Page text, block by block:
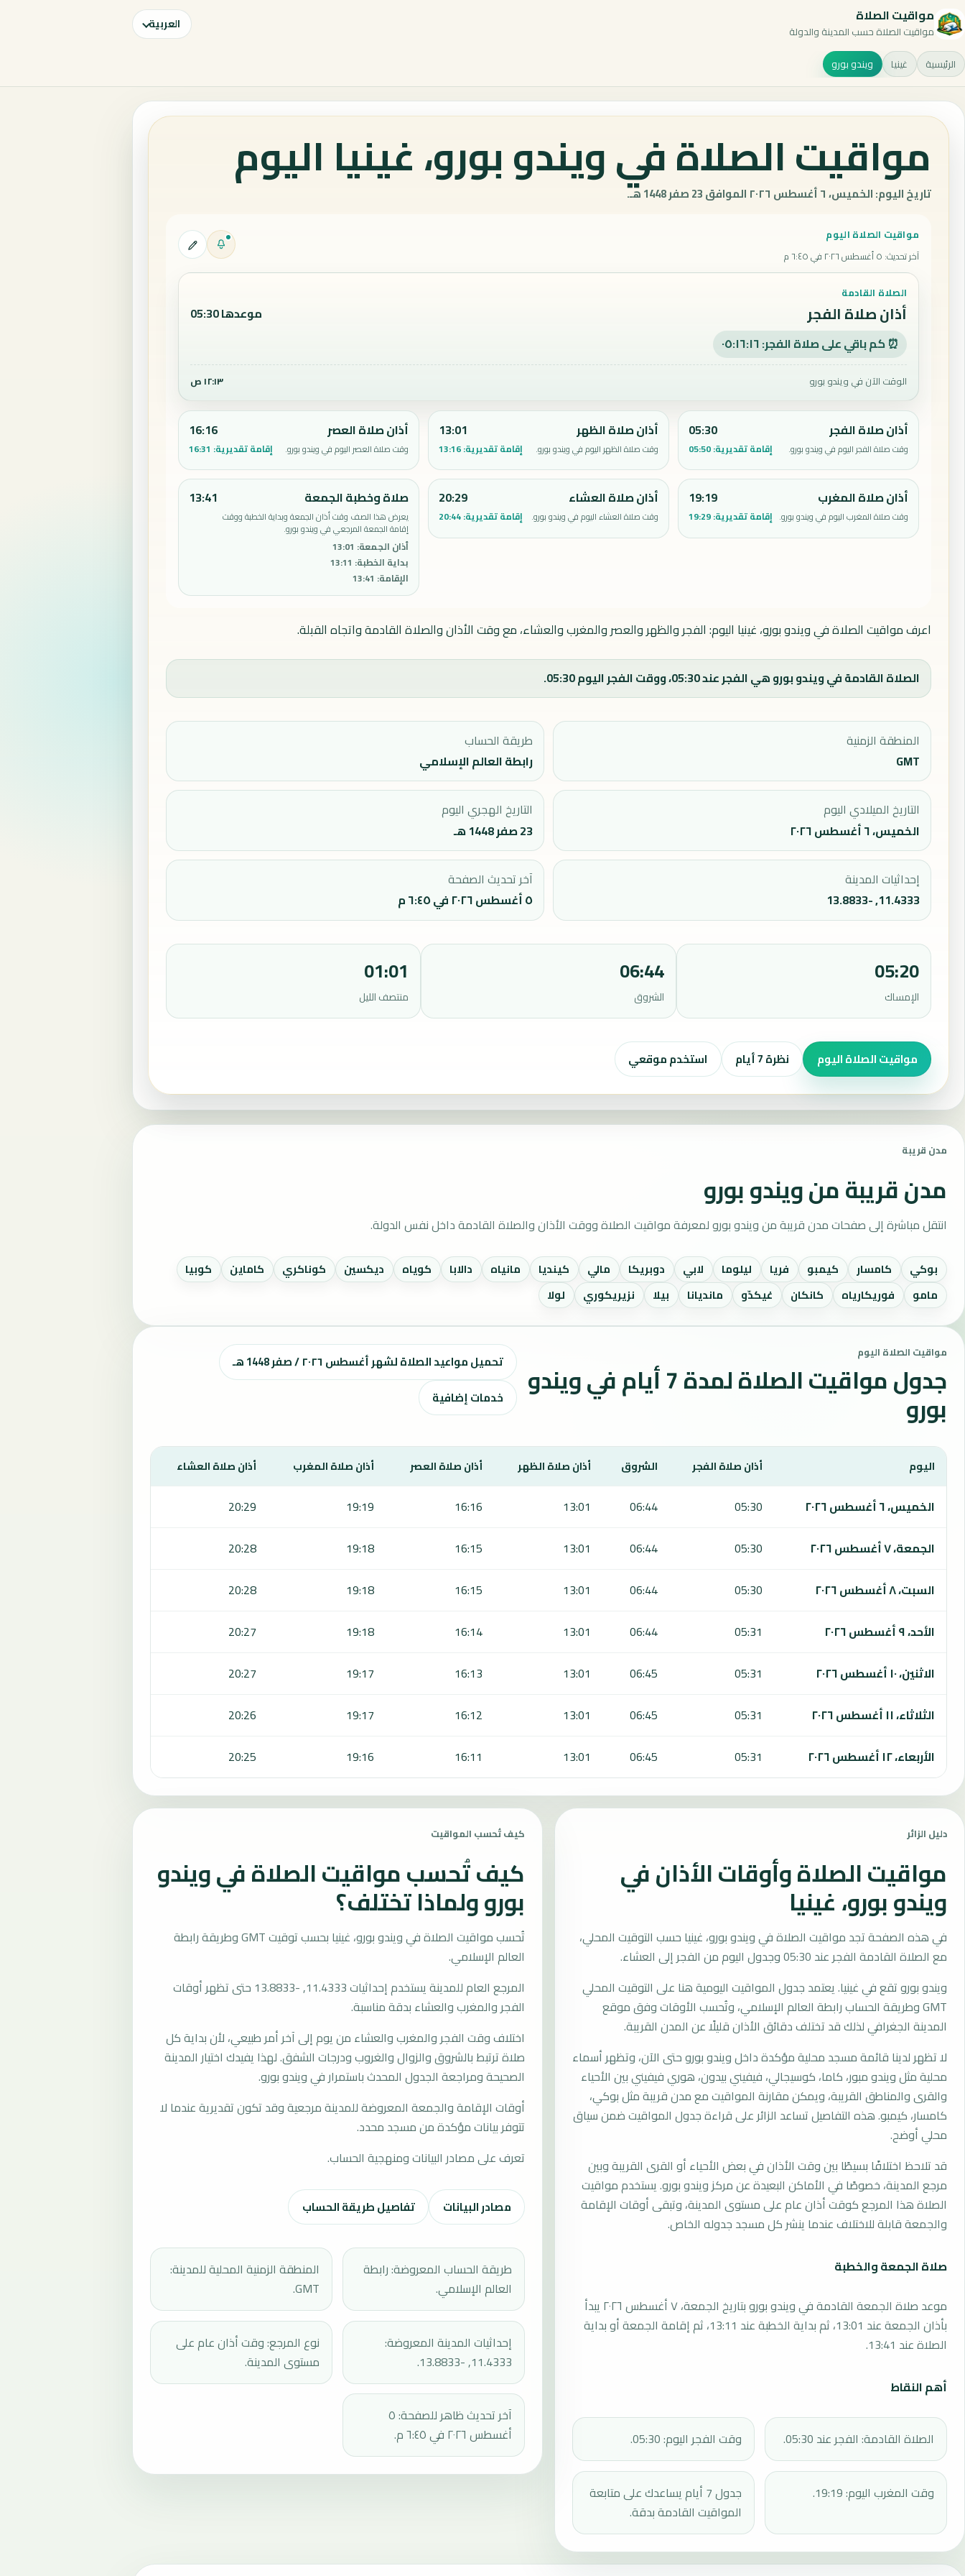
مواقيت الصلاة
مواقيت الصلاة حسب المدينة والدولة العربية
الرئيسية غينيا ويندو بورو
مواقيت الصلاة في ويندو بورو، غينيا اليوم
تاريخ اليوم: الخميس، ٦ أغسطس ٢٠٢٦ الموافق 23 صفر 1448 هـ.
مواقيت الصلاة اليوم
آخر تحديث: ٥ أغسطس ٢٠٢٦ في ٦:٤٥ م
الصلاة القادمة
أذان صلاة الفجر موعدها 05:30
⏰ كم باقي على صلاة الفجر: ٠٥:١٦:١٥
الوقت الآن في ويندو بورو ١٢:١٣ ص
أذان صلاة الفجر
وقت صلاة الفجر اليوم في ويندو بورو.
05:30
إقامة تقديرية:05:50
أذان صلاة الظهر
وقت صلاة الظهر اليوم في ويندو بورو.
13:01
إقامة تقديرية:13:16
أذان صلاة العصر
وقت صلاة العصر اليوم في ويندو بورو.
16:16
إقامة تقديرية: 16:31
أذان صلاة المغرب
وقت صلاة المغرب اليوم في ويندو بورو.
19:19
إقامة تقديرية:19:29
أذان صلاة العشاء
وقت صلاة العشاء اليوم في ويندو بورو.
20:29
إقامة تقديرية:20:44
صلاة وخطبة الجمعة
يعرض هذا الصف وقت أذان الجمعة وبداية الخطبة ووقت
إقامة الجمعة المرجعي في ويندو بورو.
أذان الجمعة:
13:01
بداية الخطبة:
13:11
الإقامة:
13:41
13:41
اعرف مواقيت الصلاة في ويندو بورو، غينيا اليوم: الفجر والظهر والعصر والمغرب والعشاء، مع وقت الأذان والصلاة القادمة واتجاه القبلة.
الصلاة القادمة في ويندو بورو هي الفجر عند 05:30، ووقت الفجر اليوم 05:30.
المنطقة الزمنية
GMT
طريقة الحساب
رابطة العالم الإسلامي
التاريخ الميلادي اليوم
الخميس، ٦ أغسطس ٢٠٢٦
التاريخ الهجري اليوم
23 صفر 1448 هـ
إحداثيات المدينة
11.4333, -13.8833
آخر تحديث الصفحة
٥ أغسطس ٢٠٢٦ في ٦:٤٥ م
05:20
الإمساك
06:44
الشروق
01:01
منتصف الليل
مواقيت الصلاة اليوم نظرة 7 أيام استخدم موقعي
مدن قريبة
مدن قريبة من ويندو بورو
انتقل مباشرة إلى صفحات مدن قريبة من ويندو بورو لمعرفة مواقيت الصلاة ووقت الأذان والصلاة القادمة داخل نفس الدولة.
بوكي كامسار كيمبو فريا ليلوما لابي دوبريكا مالي كينديا مانياه دالابا كوياه ديكسين كوناكري كاماين
كوبيا
مامو
فوريكارياه كانكان غيكدّو مانديانا بيلا نزيريكوري لولا
مواقيت الصلاة اليوم
جدول مواقيت الصلاة لمدة 7 أيام في ويندو
بورو
تحميل مواعيد الصلاة لشهر أغسطس ٢٠٢٦ / صفر 1448 هـ
خدمات إضافية
يعرض هذا الجدول مواقيت الصلاة لمدة 7 أيام في ويندو بورو، بما يشمل الفجر والشروق والظهر والعصر والمغرب والعشاء.
اليوم أذان صلاة الفجر الشروق أذان صلاة الظهر أذان صلاة العصر أذان صلاة المغرب أذان صلاة العشاء
الخميس، ٦ أغسطس ٢٠٢٦ 05:30
06:44
13:01
16:16
19:19
20:29
الجمعة، ٧ أغسطس ٢٠٢٦
05:30
06:44
13:01
16:15
19:18
20:28
السبت، ٨ أغسطس ٢٠٢٦
05:30
06:44
13:01
16:15
19:18
20:28
الأحد، ٩ أغسطس ٢٠٢٦
05:31
06:44
13:01
16:14
19:18
20:27
الاثنين، ١٠ أغسطس ٢٠٢٦
05:31
06:45
13:01
16:13
19:17
20:27
الثلاثاء، ١١ أغسطس ٢٠٢٦
05:31
06:45
13:01
16:12
19:17
20:26
الأربعاء، ١٢ أغسطس ٢٠٢٦
05:31
06:45
13:01
16:11
19:16
20:25
دليل الزائر
مواقيت الصلاة وأوقات الأذان في
ويندو بورو، غينيا
في هذه الصفحة تجد مواقيت الصلاة في ويندو بورو، غينيا حسب التوقيت المحلي،
مع الصلاة القادمة الفجر عند 05:30 وجدول اليوم من الفجر إلى العشاء.
ويندو بورو تقع في غينيا. يعتمد جدول المواقيت اليومية هنا على التوقيت المحلي
GMT وطريقة الحساب رابطة العالم الإسلامي، وتُحسب الأوقات وفق موقع
المدينة الجغرافي لذلك قد تختلف دقائق الأذان قليلًا عن المدن القريبة.
لا تظهر لدينا قائمة مسجد محلية مؤكدة داخل ويندو بورو حتى الآن، وتظهر أسماء
محلية مثل ويندو مبور، كاما، كوسيجالي، فيفيني بيدون، هوري فيفيني بين الأحياء
والقرى والمناطق القريبة، ويمكن مقارنة المواقيت مع مدن قريبة مثل بوكي،
كامسار، كيمبو. هذه التفاصيل تساعد الزائر على قراءة جدول المواقيت ضمن سياق
محلي أوضح.
قد تلاحظ اختلافًا بسيطًا بين وقت الأذان في بعض الأحياء أو القرى القريبة وبين
مرجع المدينة، خصوصًا في الأماكن البعيدة عن مركز ويندو بورو. يستخدم مواقيت
الصلاة هذا المرجع كوقت أذان عام على مستوى المدينة، وتبقى أوقات الإقامة
والجمعة قابلة للاختلاف عندما ينشر كل مسجد جدوله الخاص.
صلاة الجمعة والخطبة
موعد صلاة الجمعة القادمة في ويندو بورو بتاريخ الجمعة، ٧ أغسطس ٢٠٢٦ يبدأ
بأذان الجمعة عند 13:01، ثم بداية الخطبة عند 13:11، ثم إقامة الجمعة أو بداية
الصلاة عند 13:41.
أهم النقاط
الصلاة القادمة: الفجر عند 05:30. وقت الفجر اليوم: 05:30.
وقت المغرب اليوم: 19:19.
جدول 7 أيام يساعدك على متابعة
المواقيت القادمة بدقة.
كيف تُحسب المواقيت
كيف تُحسب مواقيت الصلاة في ويندو
بورو ولماذا تختلف؟
تُحسب مواقيت الصلاة في ويندو بورو، غينيا بحسب توقيت GMT وطريقة رابطة
العالم الإسلامي.
المرجع العام للمدينة يستخدم إحداثيات 11.4333, -13.8833 حتى تظهر أوقات
الفجر والمغرب والعشاء بدقة مناسبة.
اختلاف وقت الفجر والمغرب والعشاء من يوم إلى آخر أمر طبيعي، لأن بداية كل
صلاة ترتبط بالشروق والزوال والغروب ودرجات الشفق. لهذا يفيدك اختيار المدينة
الصحيحة ومراجعة الجدول المحدث باستمرار في ويندو بورو.
أوقات الإقامة والجمعة المعروضة للمدينة مرجعية وقد تكون تقديرية عندما لا
تتوفر بيانات مؤكدة من مسجد محدد.
تعرف على مصادر البيانات ومنهجية الحساب.
مصادر البيانات تفاصيل طريقة الحساب
طريقة الحساب المعروضة: رابطة
العالم الإسلامي.
المنطقة الزمنية المحلية للمدينة:
GMT.
إحداثيات المدينة المعروضة:
11.4333, -13.8833.
نوع المرجع: وقت أذان عام على
مستوى المدينة.
آخر تحديث ظاهر للصفحة: ٥
أغسطس ٢٠٢٦ في ٦:٤٥ م.